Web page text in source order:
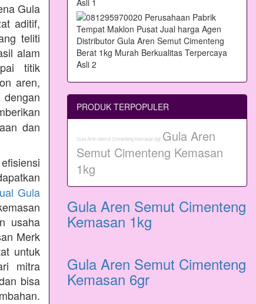
Gula
aditif,
teliti
alam
titik
aren,
dan
Gula
usaha
Merk
untuk
mitra
bisa
PRODUK TERPOPULER
Gula Aren Semut Cimenteng Kemasan 6gr Gula Aren
Semut Cimenteng Kemasan
1kg
Gula Aren Semut Cimenteng
Kemasan 1kg
Gula Aren Semut Cimenteng
Kemasan 6gr